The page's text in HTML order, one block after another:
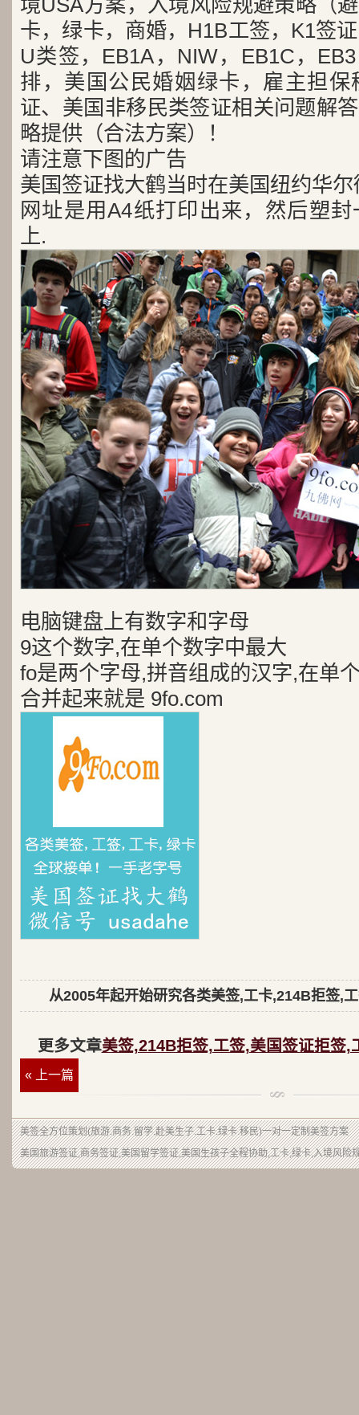
境USA方案，入境风险规避策略（
卡，绿卡，商婚，H1B工签，K1签
U类签，EB1A，NIW，EB1C，
排，美国公民婚姻绿卡，雇主担
证、美国非移民类签证相关问题解
略提供（合法方案）！
请注意下图的广告
美国签证找大鹤当时在美国纽约华
网址是用A4纸打印出来，然后塑
上.
电脑键盘上有数字和字母
9这个数字,在单个数字中最大
fo是两个字母,拼音组成的汉字,在单
合并起来就是 9fo.com
从2005年起开始研究各类美签,工卡,214B拒签,
更多文章美签,214B拒签,工签,美国签证拒签,
« 上一篇
美签全方位策划(旅游.商务.留学.赴美生子.工卡.绿卡.移民)一对一定制美签方案
美国旅游签证,商务签证,美国留学签证,美国生孩子全程协助,工卡,绿卡,入境风险